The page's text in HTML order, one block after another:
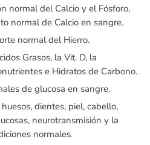
normal del Calcio y el Fósforo,
normal de Calcio en sangre.
normal del Hierro.
Grasos, la Vit. D, la
e Hidratos de Carbono.
de glucosa en sangre.
dientes, piel, cabello,
neurotransmisión y la
normales.